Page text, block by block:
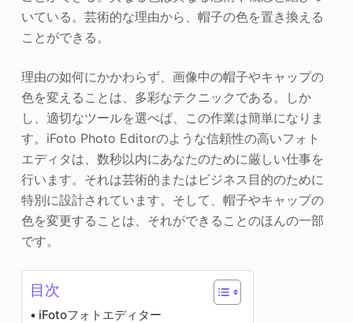
いている。芸術的な理由から、帽子の色を置き換える
ことができる。
理由の如何にかかわらず、画像中の帽子やキャップの
色を変えることは、多彩なテクニックである。しか
し、適切なツールを選べば、この作業は簡単になりま
す。iFoto Photo Editorのような信頼性の高いフォト
エディタは、数秒以内にあなたのために厳しい仕事を
行います。それは芸術的またはビジネス目的のために
特別に設計されています。そして、帽子やキャップの
色を変更することは、それができることのほんの一部
です。
目次
iFotoフォトエディター